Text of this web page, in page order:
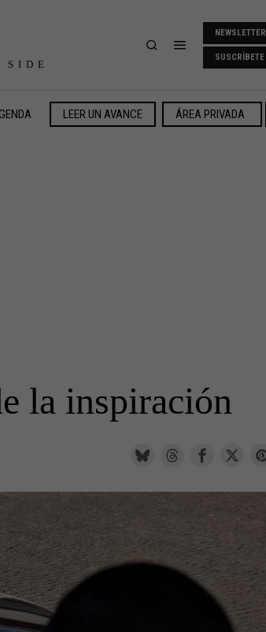
SIDE
NEWSLETTER
SUSCRÍBETE
LEER UN AVANCE ÁREA PRIVADA
la inspiración